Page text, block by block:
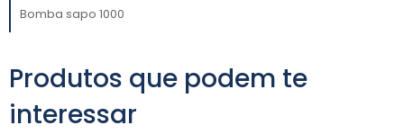
tranquilidade.
MANUTENÇÃO E
DURABILIDADE
Bomba sapo 1000
Produtos que podem te
interessar